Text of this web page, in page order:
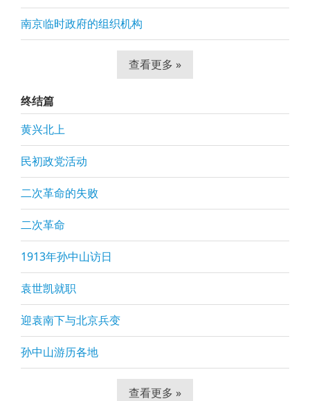
南京临时政府的组织机构
查看更多 »
终结篇
黄兴北上
民初政党活动
二次革命的失败
二次革命
1913年孙中山访日
袁世凯就职
迎袁南下与北京兵变
孙中山游历各地
查看更多 »